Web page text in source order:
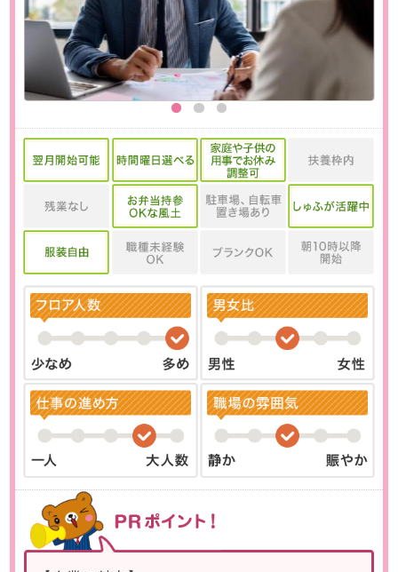
【企業の魅力】
株式会社BitStarは、インフルエンサーマーケテ
ィングを主力事業とするエンタメ×テクノロジー
企業です。国内最大級となる延べ8,000人超のク
リエイターネットワークを有し、YouTube、
TikTok、Instagramなど複数のSNSプラットフォ
ームで45,000件以上のタイアップ実績を誇りま
す。創業10周年で売上高約150億円規模に成長
し、前年比130％超の成長率を維持する急成長
企業です。HR部は9名体制で、採用チームには
人事部長や労務、総務、広報メンバーのサポー
トがあり、連携しながら業務を進められる環境
が整っています。
【仕事の魅力】
HR部採用チームにて、採用チームリーダーとし
て採用計画に基づいた採用業務全般をお任せし
ます。応募者対応や内定者フォローといった実
務に加え、採用媒体選定、ダイレクトリクルー
ティング施策の運用、採用計画の立案とKPI管